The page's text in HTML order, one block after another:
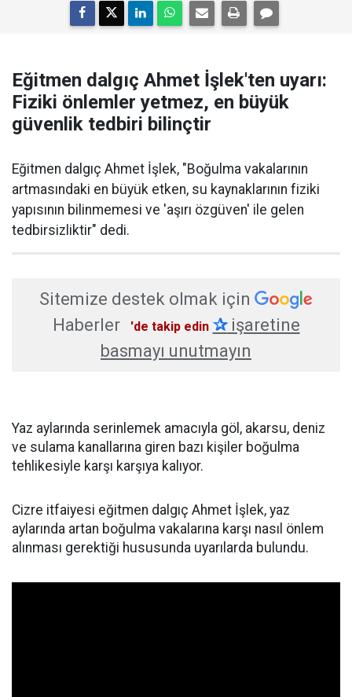
Eğitmen dalgıç Ahmet İşlek'ten uyarı:
Fiziki önlemler yetmez, en büyük
güvenlik tedbiri bilinçtir
Eğitmen dalgıç Ahmet İşlek, "Boğulma vakalarının
artmasındaki en büyük etken, su kaynaklarının fiziki
yapısının bilinmemesi ve 'aşırı özgüven' ile gelen
tedbirsizliktir" dedi.
Sitemize destek olmak için
Haberler
'de takip edin ✰işaretine
basmayı unutmayın
Yaz aylarında serinlemek amacıyla göl, akarsu, deniz
ve sulama kanallarına giren bazı kişiler boğulma
tehlikesiyle karşı karşıya kalıyor.
Cizre itfaiyesi eğitmen dalgıç Ahmet İşlek, yaz
aylarında artan boğulma vakalarına karşı nasıl önlem
alınması gerektiği hususunda uyarılarda bulundu.